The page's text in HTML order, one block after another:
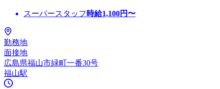
スーパースタッフ 時給1,100円〜
勤務地
面接地
広島県福山市緑町一番30号
福山駅